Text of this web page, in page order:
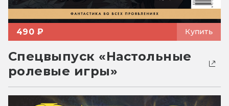
490 ₽ Купить
Спецвыпуск «Настольные
ролевые игры»